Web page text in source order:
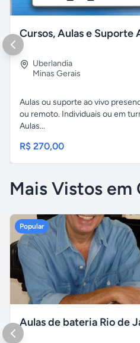
Uberlandia
Minas Gerais
Aulas ou suporte ao vivo
ou remoto. Individuais ou em
Aulas...
R$ 270,00
Mais Vistos em
Popular